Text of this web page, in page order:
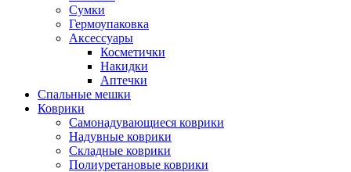
Сумки
Гермоупаковка
Аксессуары
Косметички
Накидки
Аптечки
Спальные мешки
Коврики
Самонадувающиеся коврики
Надувные коврики
Складные коврики
Полиуретановые коврики